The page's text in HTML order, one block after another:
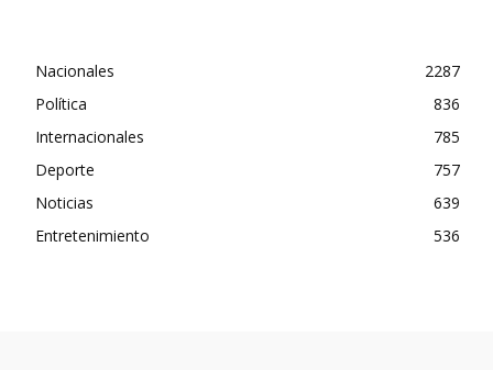
Nacionales
2287
Política
836
Internacionales
785
Deporte
757
Noticias
639
Entretenimiento
536